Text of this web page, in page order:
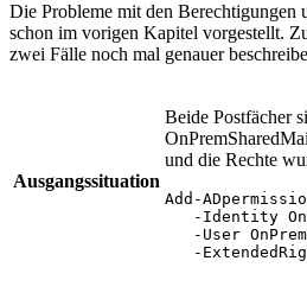
Die Probleme mit den Berechtigungen
schon im vorigen Kapitel vorgestellt.
zwei Fälle noch mal genauer
Ausgangssituation
Beide Postfächer
und die Rechte
Add-
-Identity
-User
-